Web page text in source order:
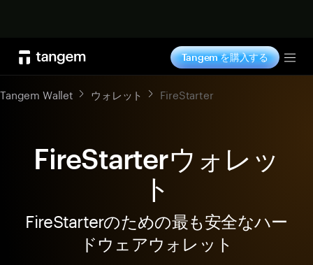
Tangem を購入する
Tangem Wallet ウォレット FireStarter
FireStarterウォレッ
ト
FireStarterのための最も安全なハー
ドウェアウォレット